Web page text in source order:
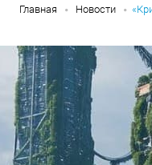
Главная Новости